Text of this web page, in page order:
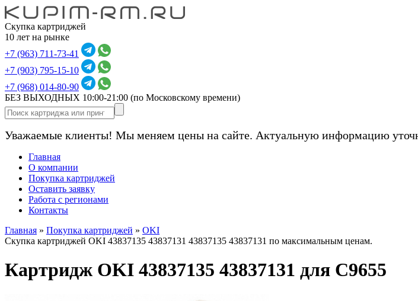
Скупка картриджей
10 лет на рынке
+7 (963) 711-73-41
+7 (903) 795-15-10
+7 (968) 014-80-90
БЕЗ ВЫХОДНЫХ 10:00-21:00 (по Московскому времени)
Уважаемые клиенты! Мы меняем цены на сайте. Актуальную информацию
Главная
О компании
Покупка картриджей
Оставить заявку
Работа с регионами
Контакты
Главная » Покупка картриджей » OKI
Скупка картриджей OKI 43837135 43837131 43837135 43837131 по максимальным ценам.
Картридж OKI 43837135 43837131 для C9655